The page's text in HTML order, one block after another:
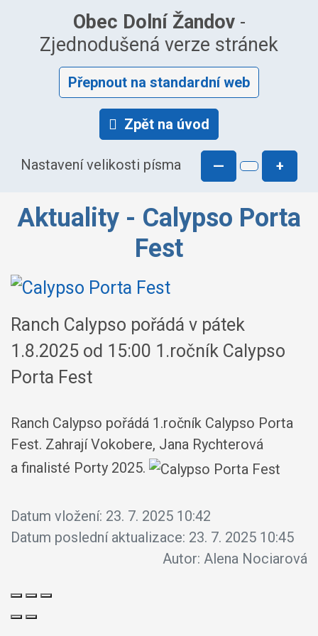
Obec Dolní Žandov-
Zjednodušená verze stránek
Přepnout na standardní web
Zpět na úvod
Nastavení velikosti písma — +
Aktuality - Calypso Porta
Fest
Ranch Calypso pořádá v pátek
1.8.2025 od 15:00 1.ročník Calypso
Porta Fest
Ranch Calypso pořádá 1.ročník Calypso Porta
Fest. Zahrají Vokobere, Jana Rychterová
a finalisté Porty 2025.
Datum vložení: 23. 7. 2025 10:42
Datum poslední aktualizace: 23. 7. 2025 10:45
Autor: Alena Nociarová